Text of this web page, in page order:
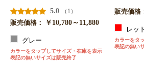
5.0
（1）
販売価格：
￥10,780～11,880
グレー
カラーをタップしてサイズ・在庫を表示
表記の無いサイズは販売終了
販売価格
レッ
カラーをタ
表記の無い